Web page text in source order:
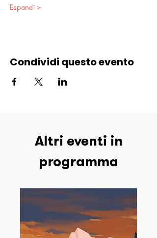
Espandi >
Condividi questo evento
Altri eventi in
programma